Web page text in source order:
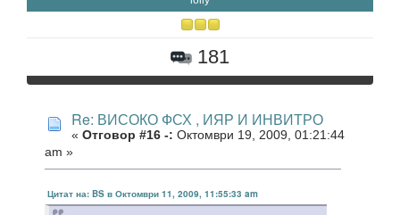
181
Re: ВИСОКО ФСХ , ИЯР И ИНВИТРО
« Отговор #16 -: Октомври 19, 2009, 01:21:44
am »
Цитат на: BS в Октомври 11, 2009, 11:55:33 am